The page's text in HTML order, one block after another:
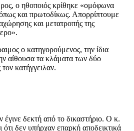
ο ηθοποιός κρίθηκε «ομόφωνα
όπως και πρωτοδίκως. Απορρίπτουμε
και μετατροπής της
ο κατηγορούμενος, την ίδια
αίθουσα τα κλάματα των δύο
κατήγγειλαν.
έγινε δεκτή από το δικαστήριο. Ο κ.
ότι δεν υπήρχαν επαρκή αποδεικτικά